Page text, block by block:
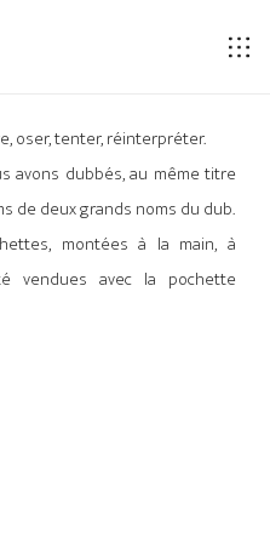
oser, tenter, réinterpréter.
avons dubbés, au même titre
de deux grands noms du dub.
montées à la main, à
vendues avec la pochette